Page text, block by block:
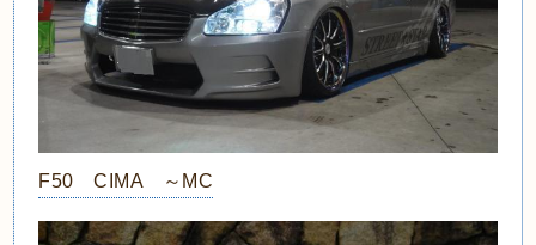
F50 CIMA ～MC